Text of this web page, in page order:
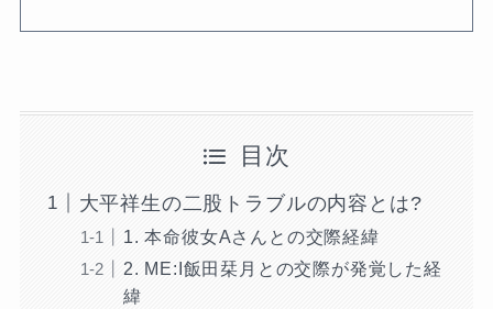
目次
大平祥生の二股トラブルの内容とは?
1. 本命彼女Aさんとの交際経緯
2. ME:I飯田栞月との交際が発覚した経
緯